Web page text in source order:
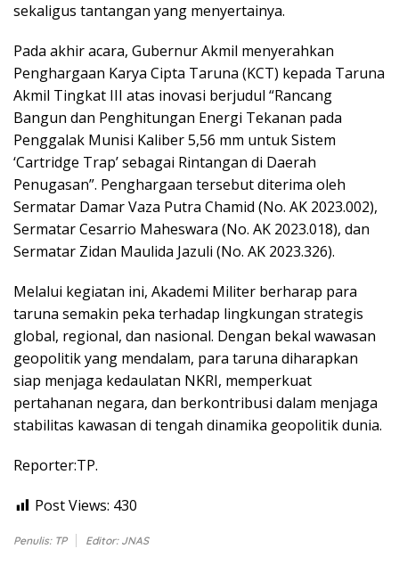
sekaligus tantangan yang menyertainya.
Pada akhir acara, Gubernur Akmil menyerahkan
Penghargaan Karya Cipta Taruna (KCT) kepada Taruna
Akmil Tingkat III atas inovasi berjudul “Rancang
Bangun dan Penghitungan Energi Tekanan pada
Penggalak Munisi Kaliber 5,56 mm untuk Sistem
‘Cartridge Trap’ sebagai Rintangan di Daerah
Penugasan”. Penghargaan tersebut diterima oleh
Sermatar Damar Vaza Putra Chamid (No. AK 2023.002),
Sermatar Cesarrio Maheswara (No. AK 2023.018), dan
Sermatar Zidan Maulida Jazuli (No. AK 2023.326).
Melalui kegiatan ini, Akademi Militer berharap para
taruna semakin peka terhadap lingkungan strategis
global, regional, dan nasional. Dengan bekal wawasan
geopolitik yang mendalam, para taruna diharapkan
siap menjaga kedaulatan NKRI, memperkuat
pertahanan negara, dan berkontribusi dalam menjaga
stabilitas kawasan di tengah dinamika geopolitik dunia.
Reporter:TP.
Post Views: 430
Penulis: TP Editor: JNAS